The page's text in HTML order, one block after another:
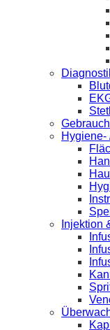
Hygiene-
Injektion